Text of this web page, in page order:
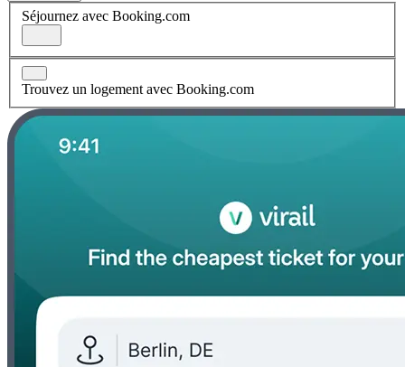
Séjournez avec Booking.com
Trouvez un logement avec Booking.com